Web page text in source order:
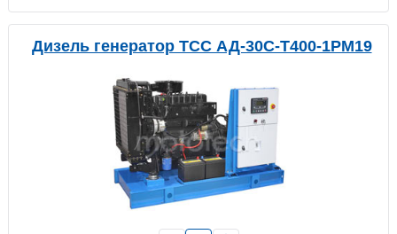
Дизель генератор ТСС АД-30С-Т400-1РМ19